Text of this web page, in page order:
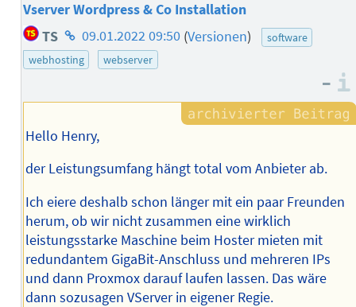
Vserver Wordpress & Co Installation
TS Homepage
des
09.01.2022 09:50 (Versionen)
software
webhosting
webserver
–
Hello Henry,
der Leistungsumfang hängt total vom Anbieter ab.
Ich eiere deshalb schon länger mit ein paar Freunden
herum, ob wir nicht zusammen eine wirklich
leistungsstarke Maschine beim Hoster mieten mit
redundantem GigaBit-Anschluss und mehreren IPs
und dann Proxmox darauf laufen lassen. Das wäre
dann sozusagen VServer in eigener Regie.